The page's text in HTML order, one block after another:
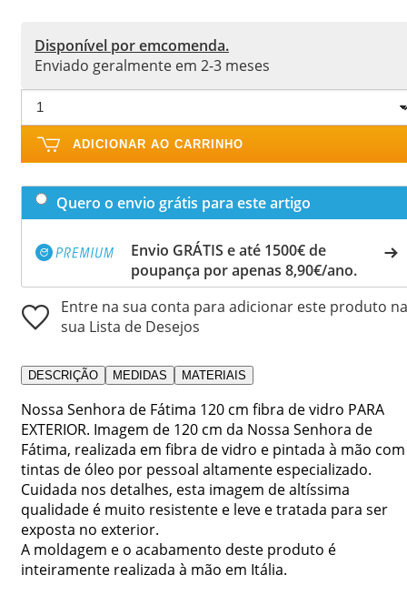
Disponível por emcomenda.
Enviado geralmente em 2-3 meses
ADICIONAR AO CARRINHO
Quero o envio grátis para este artigo
Envio GRÁTIS e até 1500€ de
poupança por apenas 8,90€/ano.
Entre na sua conta para adicionar este produto na
sua Lista de Desejos
DESCRIÇÃO MEDIDAS MATERIAIS
Nossa Senhora de Fátima 120 cm fibra de vidro PARA
EXTERIOR. Imagem de 120 cm da Nossa Senhora de
Fátima, realizada em fibra de vidro e pintada à mão com
tintas de óleo por pessoal altamente especializado.
Cuidada nos detalhes, esta imagem de altíssima
qualidade é muito resistente e leve e tratada para ser
exposta no exterior.
A moldagem e o acabamento deste produto é
inteiramente realizada à mão em Itália.